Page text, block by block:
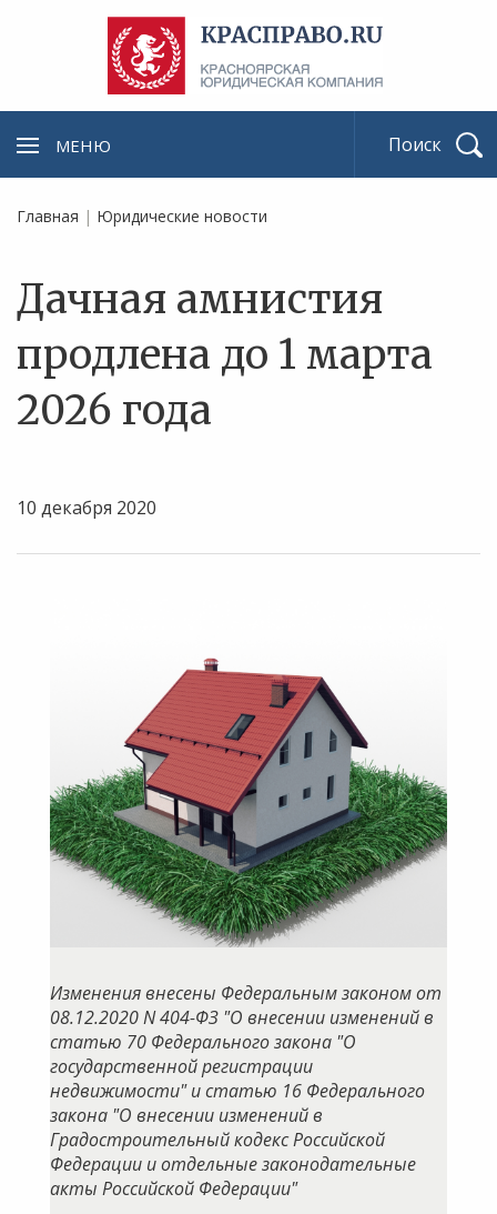
МЕНЮ
Главная | Юридические новости
Дачная амнистия
продлена до 1 марта
2026 года
10 декабря 2020
Изменения внесены Федеральным законом от
08.12.2020 N 404-ФЗ "О внесении изменений в
статью 70 Федерального закона "О
государственной регистрации
недвижимости" и статью 16 Федерального
закона "О внесении изменений в
Градостроительный кодекс Российской
Федерации и отдельные законодательные
акты Российской Федерации"